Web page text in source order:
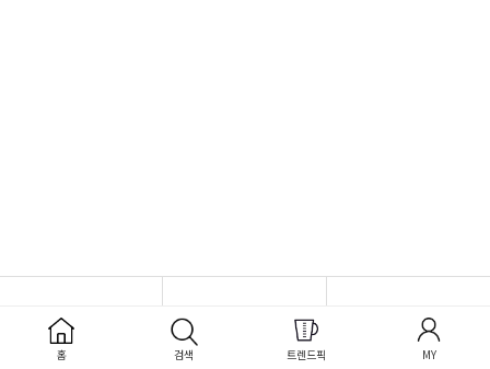
홈 검색 트렌드픽 MY